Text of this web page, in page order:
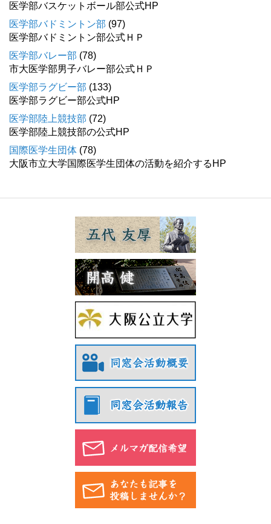
医学部バスケットボール部公式HP
医学部バドミントン部 (97)
医学部バドミントン部公式ＨＰ
医学部バレー部 (78)
市大医学部男子バレー部公式ＨＰ
医学部ラグビー部 (133)
医学部ラグビー部公式HP
医学部陸上競技部 (72)
医学部陸上競技部の公式HP
国際医学生団体 (78)
大阪市立大学国際医学生団体の活動を紹介するHP